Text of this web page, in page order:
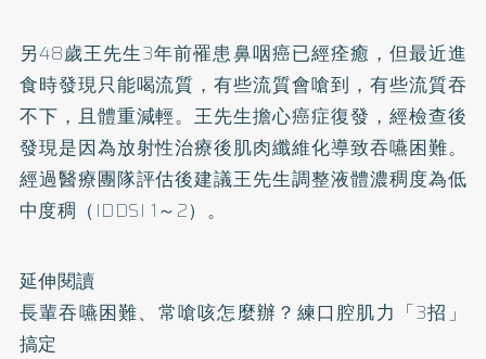
另48歲王先生3年前罹患鼻咽癌已經痊癒，但最近進
食時發現只能喝流質，有些流質會嗆到，有些流質吞
不下，且體重減輕。王先生擔心癌症復發，經檢查後
發現是因為放射性治療後肌肉纖維化導致吞嚥困難。
經過醫療團隊評估後建議王先生調整液體濃稠度為低
中度稠（IDDSI 1～2）。
延伸閱讀
長輩吞嚥困難、常嗆咳怎麼辦？練口腔肌力「3招」
搞定